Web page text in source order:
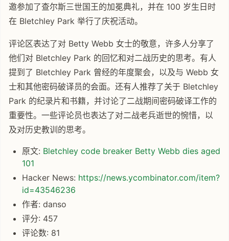
邀参加了查尔斯三世国王的加冕典礼，并在 100 岁生日时
在 Bletchley Park 举行了庆祝活动。
评论区表达了对 Betty Webb 女士的敬意，许多人分享了
他们对 Bletchley Park 的回忆和对二战历史的思考。有人
提到了 Bletchley Park 曾经的年度聚会，以及与 Webb 女
士和其他密码破译员的会面。还有人推荐了关于 Bletchley
Park 的纪录片和书籍，并讨论了二战期间密码破译工作的
重要性。一些评论员也表达了对二战老兵逝世的惋惜，以
及对历史教训的思考。
原文: Bletchley code breaker Betty Webb dies aged
101
Hacker News: https://news.ycombinator.com/item?
id=43546236
作者: danso
评分: 457
评论数: 81